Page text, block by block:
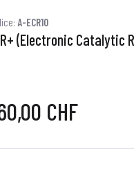
A-ECR10
(Electronic Catalytic
CHF